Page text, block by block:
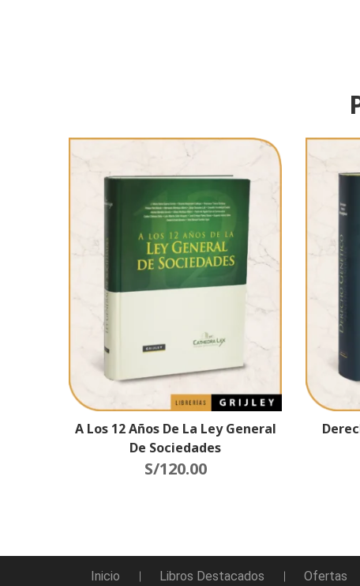
A Los 12 Años De La Ley General
De Sociedades
S/120.00
Inicio Libros Destacados Ofertas